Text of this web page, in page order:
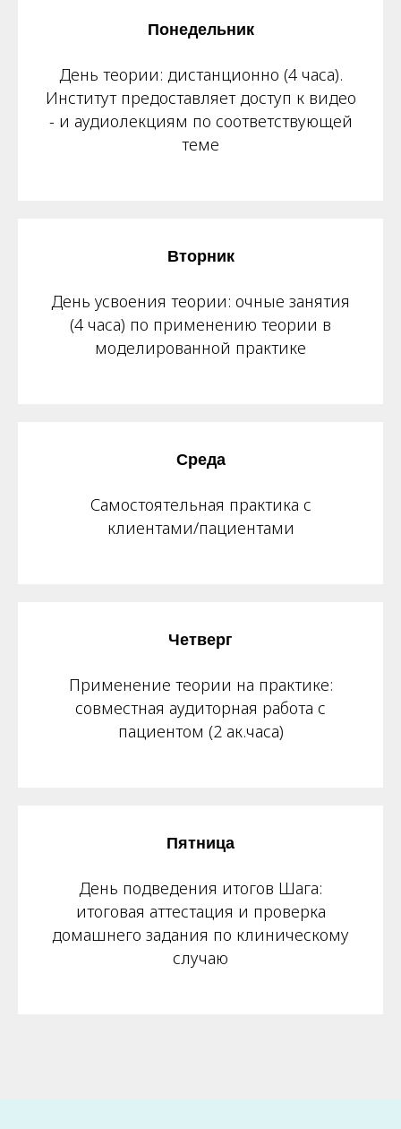
Понедельник
День теории: дистанционно (4 часа).
Институт предоставляет доступ к видео
- и аудиолекциям по соответствующей
теме
Вторник
День усвоения теории: очные занятия
(4 часа) по применению теории в
моделированной практике
Среда
Самостоятельная практика с
клиентами/пациентами
Четверг
Применение теории на практике:
совместная аудиторная работа с
пациентом (2 ак.часа)
Пятница
День подведения итогов Шага:
итоговая аттестация и проверка
домашнего задания по клиническому
случаю